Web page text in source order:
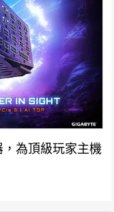
，為頂級玩家主機